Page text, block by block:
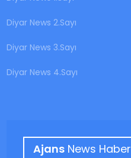
Diyar News 2.Sayı
Diyar News 3.Sayı
Diyar News 4.Sayı
Ajans News Haber